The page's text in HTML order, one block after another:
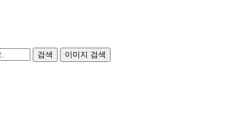
검색 이미지 검색